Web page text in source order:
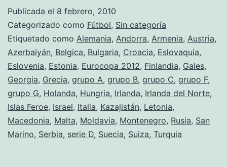
grupos
de
cara
a
la
Eurocopa
2012.
Publicada el 8 febrero, 2010
Categorizado como Fútbol, Sin categoría
Etiquetado como Alemania, Andorra, Armenia, Austria,
Azerbaiyán, Belgica, Bulgaria, Croacia, Eslovaquia,
Eslovenia, Estonia, Eurocopa 2012, Finlandia, Gales,
Georgia, Grecia, grupo A, grupo B, grupo C, grupo F,
grupo G, Holanda, Hungria, Irlanda, Irlanda del Norte,
Islas Feroe, Israel, Italia, Kazajistán, Letonia,
Macedonia, Malta, Moldavia, Montenegro, Rusia, San
Marino, Serbia, serie D, Suecia, Suiza, Turquia